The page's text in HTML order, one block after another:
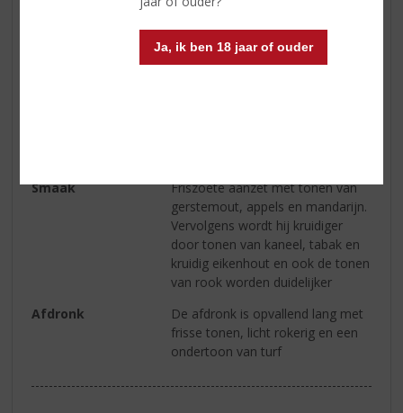
Ja, ik ben 18 jaar of ouder
Smaaktype Whisky
Medium & Granig
Smaak
Friszoete aanzet met tonen van
gerstemout, appels en mandarijn.
Vervolgens wordt hij kruidiger
door tonen van kaneel, tabak en
kruidig eikenhout en ook de tonen
van rook worden duidelijker
Afdronk
De afdronk is opvallend lang met
frisse tonen, licht rokerig en een
ondertoon van turf